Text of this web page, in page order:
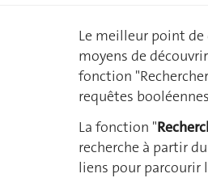
Le meilleur point
moyens de
fonction
requêtes
La fonction "
recherche à partir
liens pour parcourir